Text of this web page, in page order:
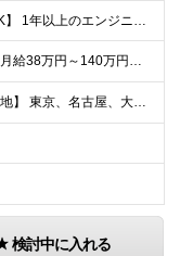
【第二新卒・ブランクOK】 1年以上のエンジニア経験がある方(開発・インフラ・工程・言語一切不問） 文理・学歴不問 【三上さんの事例】 転職前 AWS案件を希望していましたが、資格や評価軸が不明確で
【平均年収：603万円】 月給38万円～140万円＋諸手当（経験者） 【平均年収603万円】 ※案件の契約内容や昇給額などはすべて開示します。 ※経験や能力を考慮し決定します。 ※月給には固定残業
【フルリモート／全国各地】 東京、名古屋、大阪、福岡を中心とした全国のプロジェクトにアサイン。 ※プロジェクトは完全選択制です。 ※フルリモート、ハイブリッド型、常駐案件から自由に選択可能です。 ※転
検討中に入れる